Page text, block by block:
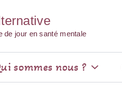
de jour en santé mentale
sommes nous ?